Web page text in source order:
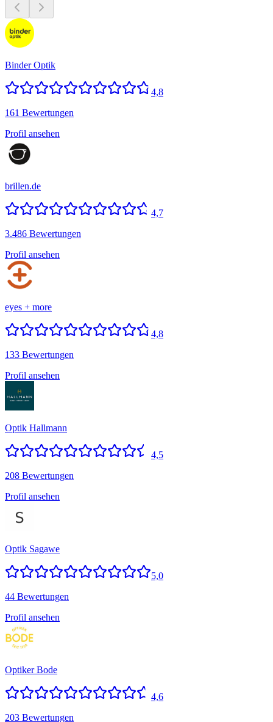
Binder Optik
4,8
161 Bewertungen
Profil ansehen
brillen.de
4,7
3.486 Bewertungen
Profil ansehen
eyes + more
4,8
133 Bewertungen
Profil ansehen
Optik Hallmann
4,5
208 Bewertungen
Profil ansehen
Optik Sagawe
5,0
44 Bewertungen
Profil ansehen
Optiker Bode
4,6
203 Bewertungen